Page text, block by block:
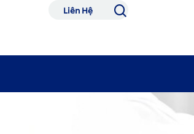
Liên Hệ